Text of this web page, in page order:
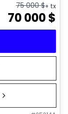
75 000$+ tx
70 000$